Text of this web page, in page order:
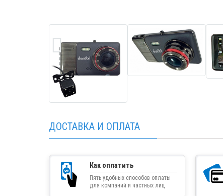
ДОСТАВКА И ОПЛАТА
Как оплатить
Пять удобных способов оплаты
для компаний и частных лиц